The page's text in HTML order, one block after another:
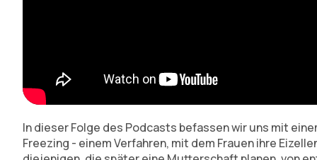
In dieser Folge des Podcasts befassen wir uns mit
Freezing - einem Verfahren, mit dem Frauen ihre